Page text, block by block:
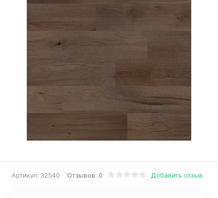
Отзывов: 0 Добавить отзыв
Артикул: 32540